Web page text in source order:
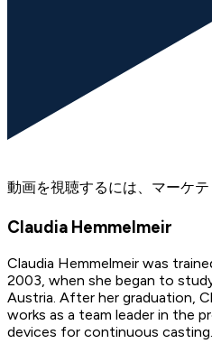
動画を視聴するには、マーケ
Claudia Hemmelmeir
Claudia Hemmelmeir was
2003, when she began to
Austria. After her graduation,
works as a team leader in the
devices for continuous casting.